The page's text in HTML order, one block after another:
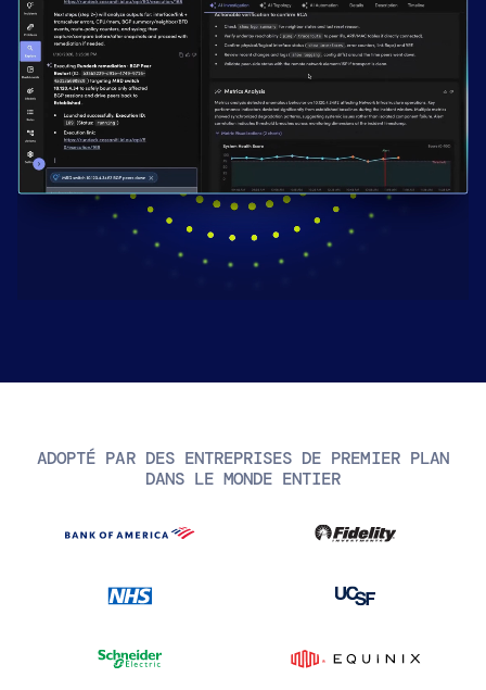
ADOPTÉ PAR DES ENTREPRISES DE PREMIER PLAN
DANS LE MONDE ENTIER
prédictives
CloudOps
AIOps